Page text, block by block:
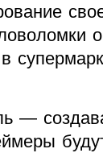
о
—